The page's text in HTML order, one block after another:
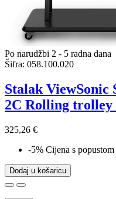
Po narudžbi 2 - 5 radna dana
Šifra: 058.100.020
Stalak ViewSonic
2C Rolling
325,26 €
-5% Cijena s popustom
Dodaj u košaricu